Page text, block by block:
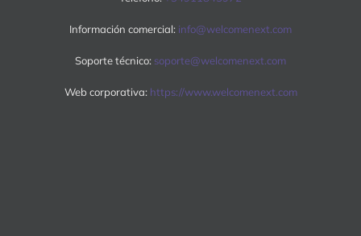
Información comercial: info@welcomenext.com
Soporte técnico: soporte@welcomenext.com
Web corporativa: https://www.welcomenext.com